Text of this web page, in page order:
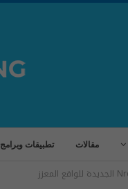
مقالات تطبيقات وبرامج